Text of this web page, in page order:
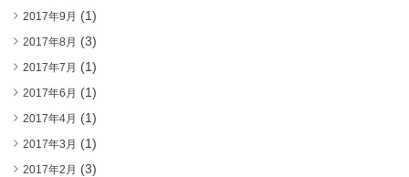
2017年9月 (1)
2017年8月 (3)
2017年7月 (1)
2017年6月 (1)
2017年4月 (1)
2017年3月 (1)
2017年2月 (3)